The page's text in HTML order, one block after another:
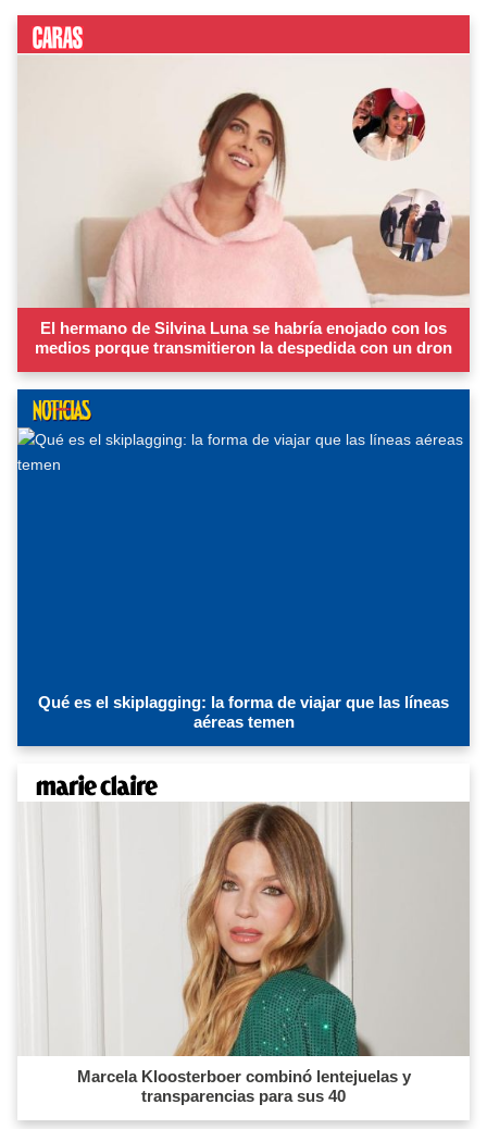
El hermano de Silvina Luna se habría enojado con los
medios porque transmitieron la despedida con un dron
Qué es el skiplagging: la forma de viajar que las líneas
aéreas temen
Marcela Kloosterboer combinó lentejuelas y
transparencias para sus 40